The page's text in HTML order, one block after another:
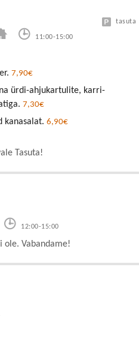
11:00-15:00
tasuta
7,90€
ürdi-ahjukartulite, karri-
7,30€
kanasalat. 6,90€
Tasuta!
12:00-15:00
ole. Vabandame!